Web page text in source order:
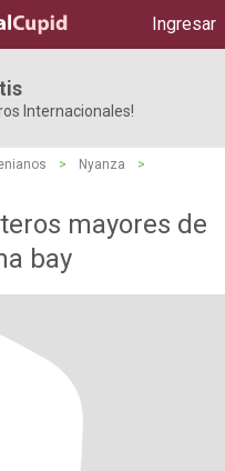
Ingresar
Internacionales!
> Nyanza
>
mayores de
bay